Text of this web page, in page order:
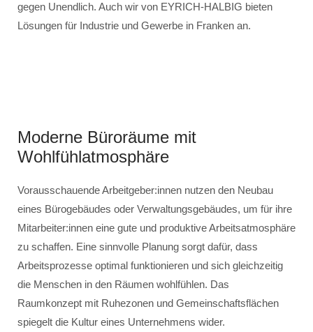
gegen Unendlich. Auch wir von EYRICH-HALBIG bieten
Lösungen für Industrie und Gewerbe in Franken an.
Moderne Büroräume mit
Wohlfühlatmosphäre
Vorausschauende Arbeitgeber:innen nutzen den Neubau
eines Bürogebäudes oder Verwaltungsgebäudes, um für ihre
Mitarbeiter:innen eine gute und produktive Arbeitsatmosphäre
zu schaffen. Eine sinnvolle Planung sorgt dafür, dass
Arbeitsprozesse optimal funktionieren und sich gleichzeitig
die Menschen in den Räumen wohlfühlen. Das
Raumkonzept mit Ruhezonen und Gemeinschaftsflächen
spiegelt die Kultur eines Unternehmens wider.